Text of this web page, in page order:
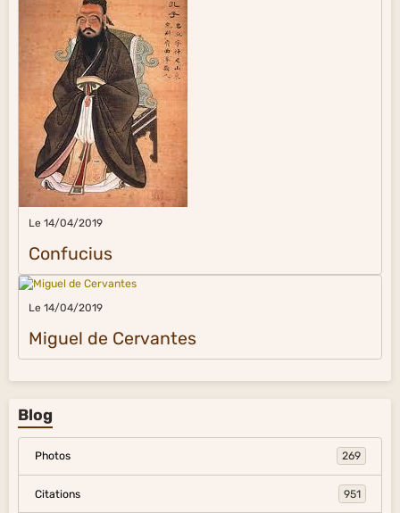
Le 14/04/2019
Confucius
Le 14/04/2019
Miguel de Cervantes
Blog
Photos 269
Citations 951